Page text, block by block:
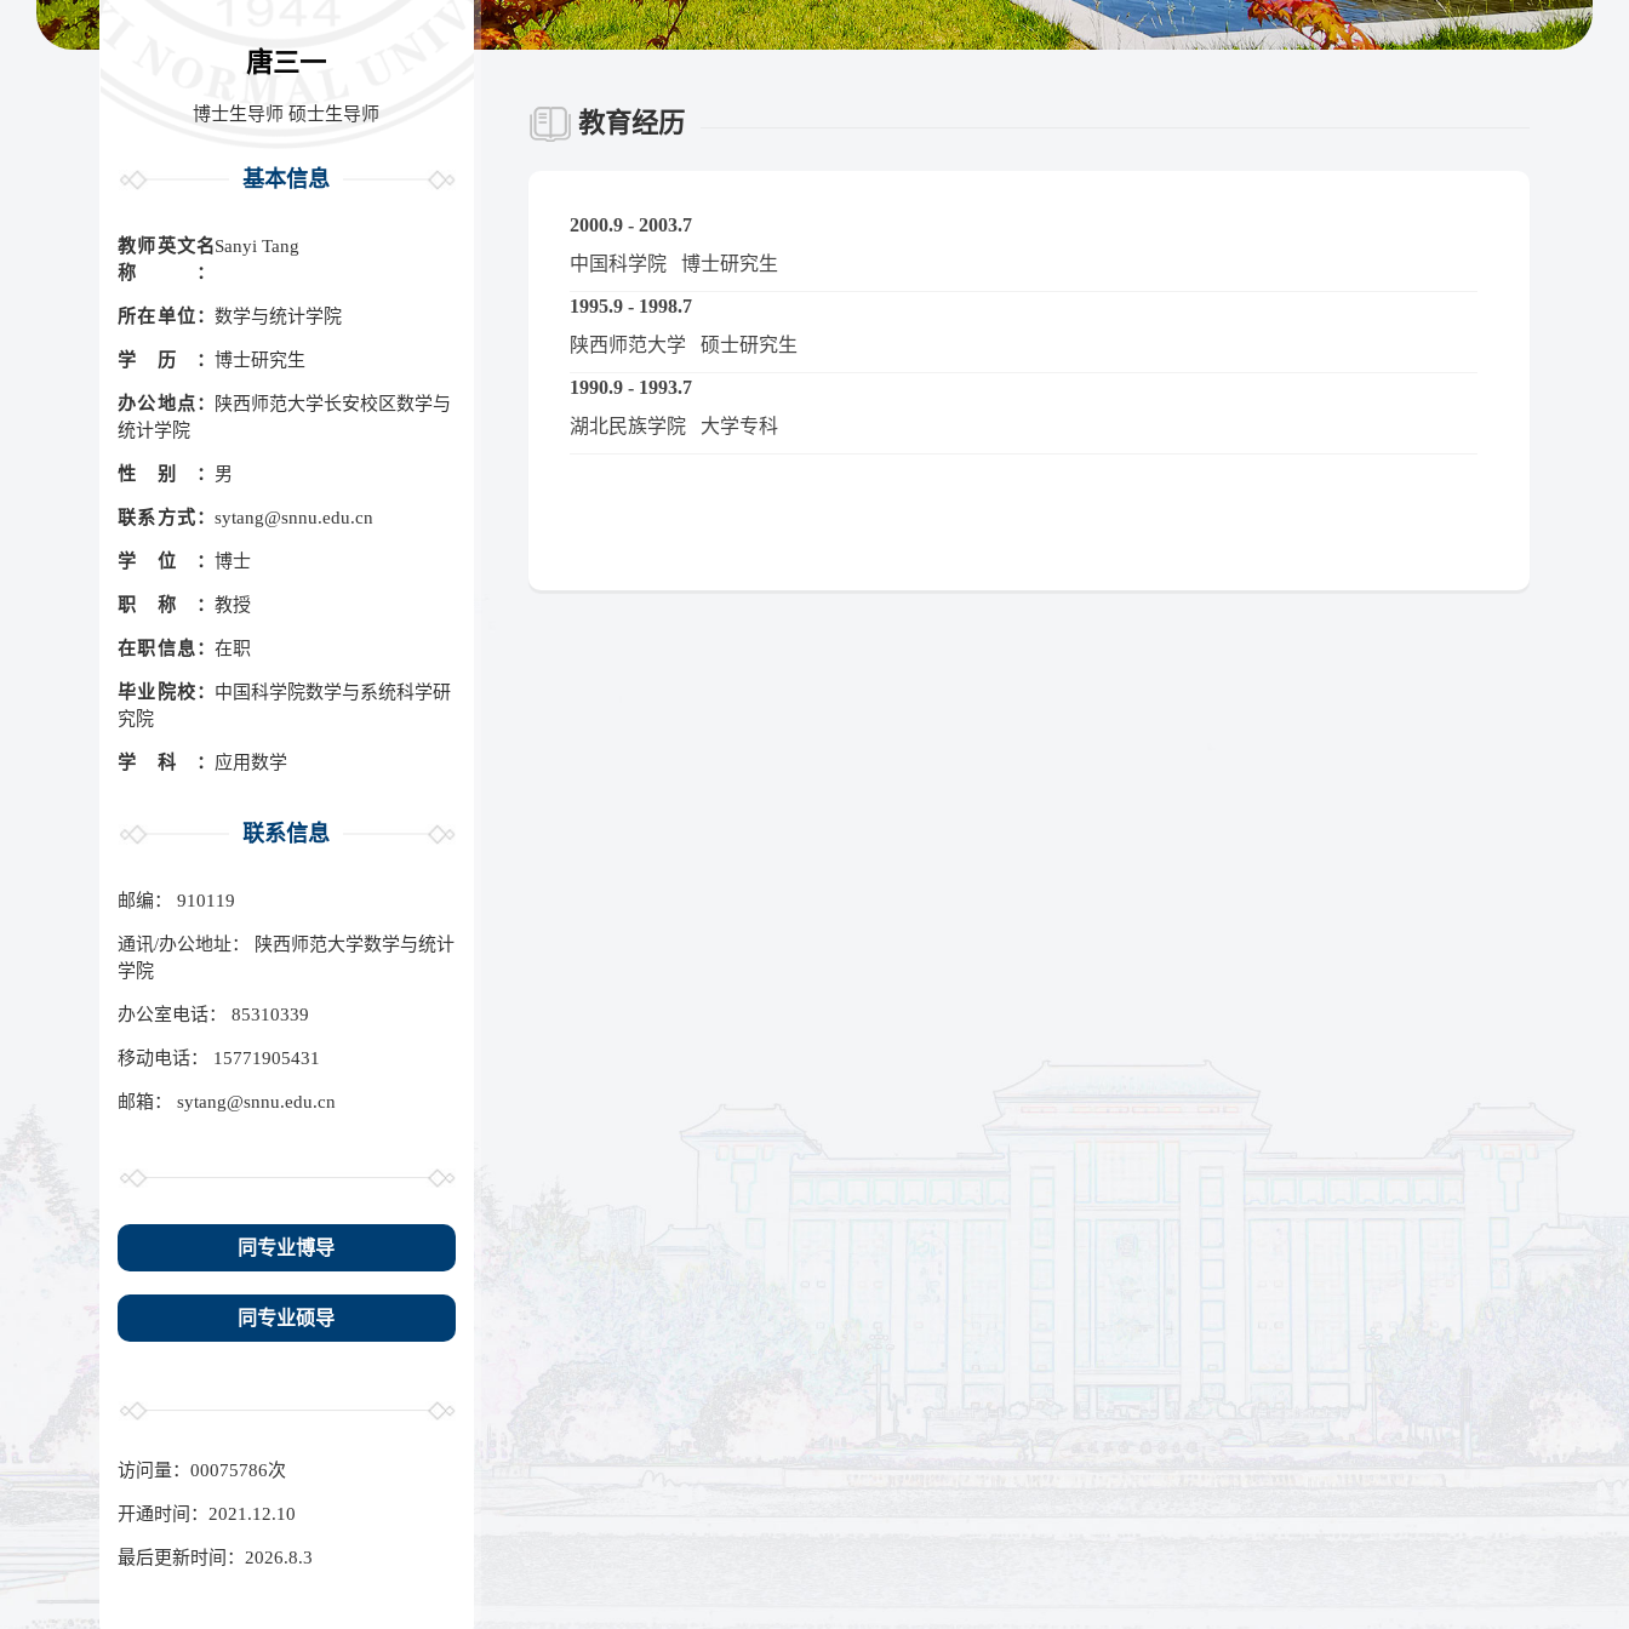
唐三一
博士生导师 硕士生导师
基本信息
教师英文名
称：
Sanyi Tang
所在单位： 数学与统计学院
学历： 博士研究生
办公地点：
陕西师范大学长安校区数学与
统计学院
性别： 男
联系方式： sytang@snnu.edu.cn
学位： 博士
职称： 教授
在职信息： 在职
毕业院校： 中国科学院数学与系统科学研
究院
学科： 应用数学
联系信息
邮编： 910119
通讯/办公地址：
陕西师范大学数学与统计
学院
办公室电话： 85310339
移动电话： 15771905431
邮箱： sytang@snnu.edu.cn
同专业博导
同专业硕导
访问量： 00075786次
开通时间： 2021 .12.10
最后更新时间： 2026.8.3
教育经历
2000.9 - 2003.7
中国科学院 博士研究生
1995.9 - 1998.7
陕西师范大学 硕士研究生
1990.9 - 1993.7
湖北民族学院 大学专科